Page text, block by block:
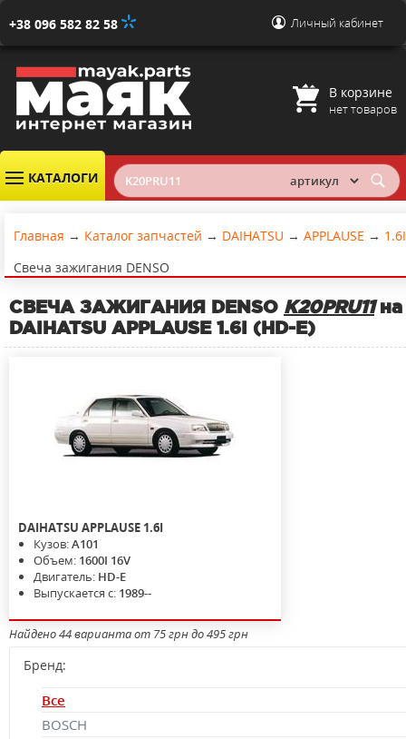
+38 096 582 82 58 Личный кабинет
В корзине
нет товаров
КАТАЛОГИ
Главная → Каталог запчастей → DAIHATSU → APPLAUSE → 1.6I
Свеча зажигания DENSO
СВЕЧА ЗАЖИГАНИЯ DENSO K20PRU11на
DAIHATSU APPLAUSE 1.6I (HD-E)
DAIHATSU APPLAUSE 1.6I
Кузов:A101
Объем: 1600I 16V
Двигатель: HD-E
Выпускается с: 1989--
Найдено 44 варианта от 75 грн до 495 грн
Бренд:
Все
BOSCH